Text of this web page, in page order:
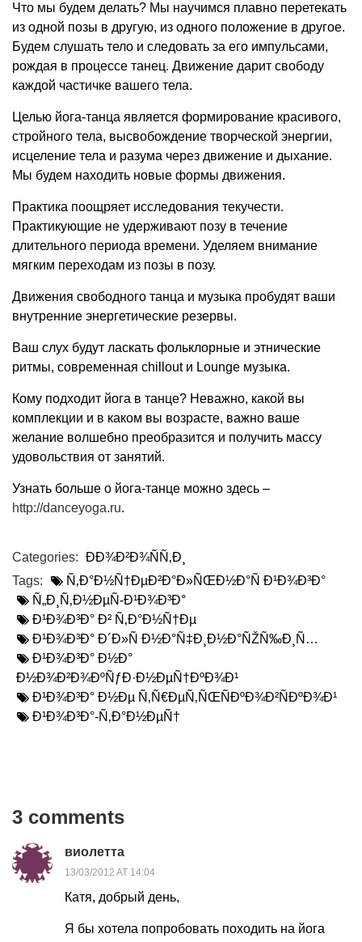
Что мы будем делать? Мы научимся плавно перетекать
из одной позы в другую, из одного положение в другое.
Будем слушать тело и следовать за его импульсами,
рождая в процессе танец. Движение дарит свободу
каждой частичке вашего тела.
Целью йога-танца является формирование красивого,
стройного тела, высвобождение творческой энергии,
исцеление тела и разума через движение и дыхание.
Мы будем находить новые формы движения.
Практика поощряет исследования текучести.
Практикующие не удерживают позу в течение
длительного периода времени. Уделяем внимание
мягким переходам из позы в позу.
Движения свободного танца и музыка пробудят ваши
внутренние энергетические резервы.
Ваш слух будут ласкать фольклорные и этнические
ритмы, современная chillout и Lounge музыка.
Кому подходит йога в танце? Неважно, какой вы
комплекции и в каком вы возрасте, важно ваше
желание волшебно преобразится и получить массу
удовольствия от занятий.
Узнать больше о йога-танце можно здесь –
http://danceyoga.ru.
Categories: ÐÐ¾Ð²Ð¾ÑÑ‚Ð¸
Tags:
Ñ‚Ð°Ð½Ñ†ÐµÐ²Ð°Ð»ÑŒÐ½Ð°Ñ Ð¹Ð¾Ð³Ð°
Ñ„Ð¸Ñ‚Ð½ÐµÑ-Ð¹Ð¾Ð³Ð°
Ð¹Ð¾Ð³Ð° Ð² Ñ‚Ð°Ð½Ñ†Ðµ
Ð¹Ð¾Ð³Ð° Ð´Ð»Ñ Ð½Ð°Ñ‡Ð¸Ð½Ð°ÑŽÑ‰Ð¸Ñ…
Ð¹Ð¾Ð³Ð° Ð½Ð°
Ð½Ð¾Ð²Ð¾ÐºÑƒÐ·Ð½ÐµÑ†ÐºÐ¾Ð¹
Ð¹Ð¾Ð³Ð° Ð½Ðµ Ñ‚Ñ€ÐµÑ‚ÑŒÑÐºÐ¾Ð²ÑÐºÐ¾Ð¹
Ð¹Ð¾Ð³Ð°-Ñ‚Ð°Ð½ÐµÑ†
3 comments
виолетта
13/03/2012 AT 14:04
Катя, добрый день,
Я бы хотела попробовать походить на йога